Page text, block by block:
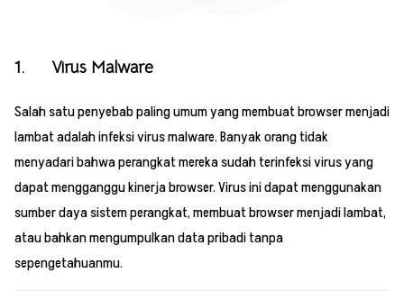
1. Virus Malware
Salah satu penyebab paling umum yang membuat browser menjadi
lambat adalah infeksi virus malware. Banyak orang tidak
menyadari bahwa perangkat mereka sudah terinfeksi virus yang
dapat mengganggu kinerja browser. Virus ini dapat menggunakan
sumber daya sistem perangkat, membuat browser menjadi lambat,
atau bahkan mengumpulkan data pribadi tanpa
sepengetahuanmu.